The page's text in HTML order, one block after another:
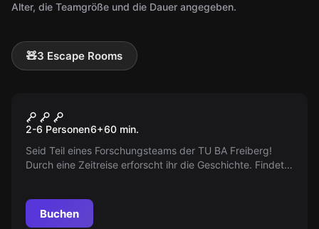
Alter, die Teamgröße und die Dauer angegeben.
🧸3 Escape Rooms
Die Zeitreise
2-6 Personen6+60 min.
Seid Teil eines Forschungsteams der TU BA Freiberg!
Durch eine Zeitreise erforscht ihr die Geschichte. Findet
Buchen